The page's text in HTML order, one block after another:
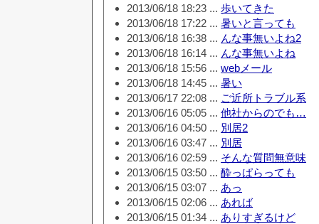
2013/06/18 18:23 ... 歩いてきた
2013/06/18 17:22 ... 暑いと言っても
2013/06/18 16:38 ... んな事無いよね2
2013/06/18 16:14 ... んな事無いよね
2013/06/18 15:56 ... webメール
2013/06/18 14:45 ... 暑い
2013/06/17 22:08 ... ご近所トラブル系
2013/06/16 05:05 ... 他社からのでも…
2013/06/16 04:50 ... 別居2
2013/06/16 03:47 ... 別居
2013/06/16 02:59 ... そんな質問無意味
2013/06/15 03:50 ... 酔っぱらっても
2013/06/15 03:07 ... あっ
2013/06/15 02:06 ... あれば
2013/06/15 01:34 ... ありすぎるけど